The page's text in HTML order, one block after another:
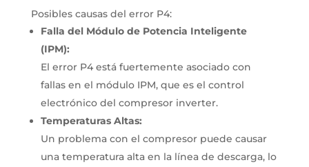
Posibles causas del error P4:
Falla del Módulo de Potencia Inteligente
(IPM):
El error P4 está fuertemente asociado con
fallas en el módulo IPM, que es el control
electrónico del compresor inverter.
Temperaturas Altas:
Un problema con el compresor puede causar
una temperatura alta en la línea de descarga, lo